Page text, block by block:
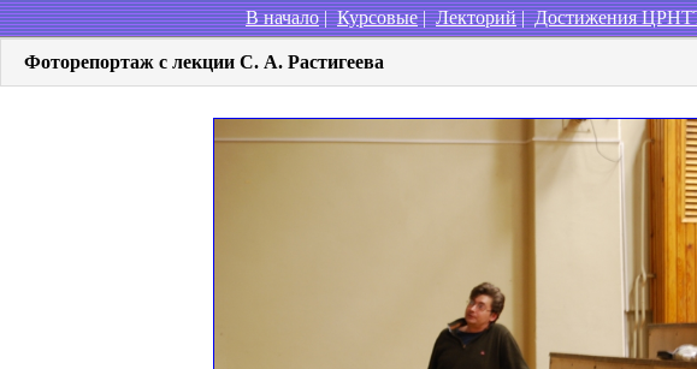
В начало|Курсовые|Лекторий|Достижения
Фоторепортаж c лекции С. А. Растигеева